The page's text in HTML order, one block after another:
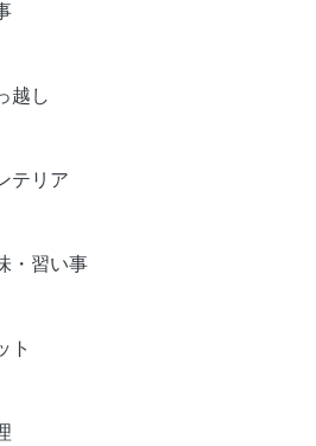
越し
テリア
・習い事
ト